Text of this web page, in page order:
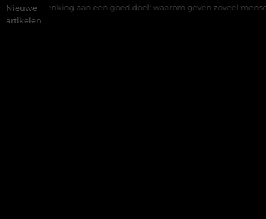
Nieuwe
artikelen
aan een goed doel: waarom geven zoveel mensen en wat